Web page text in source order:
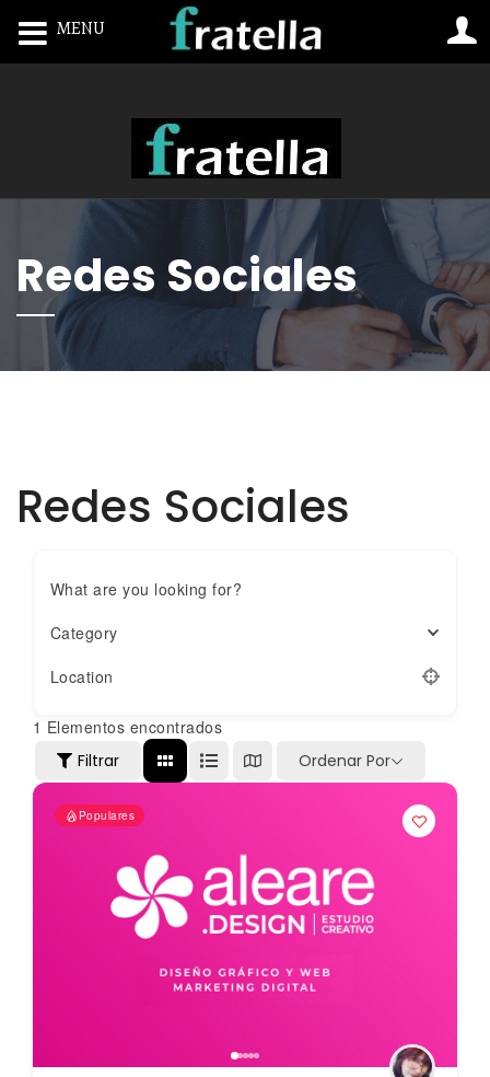
Redes Sociales
Redes Sociales
What are you looking for?
Category
Location
1 Elementos encontrados
Filtrar
Ordenar Por
Populares
MENU